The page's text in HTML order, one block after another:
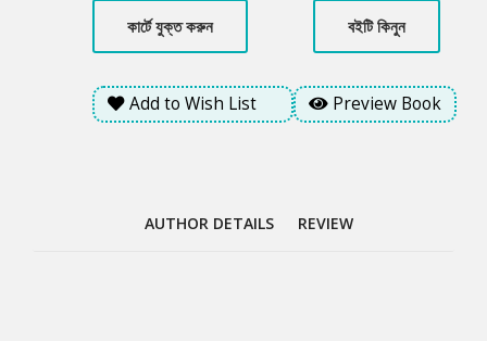
কার্টে যুক্ত করুন বইটি কিনুন
Add to Wish List Preview Book
AUTHOR DETAILS REVIEW